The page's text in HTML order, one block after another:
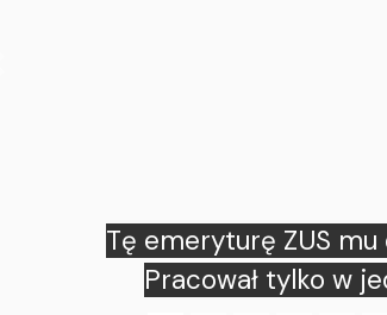
Sprawdziłam nowe
zmiany powinien